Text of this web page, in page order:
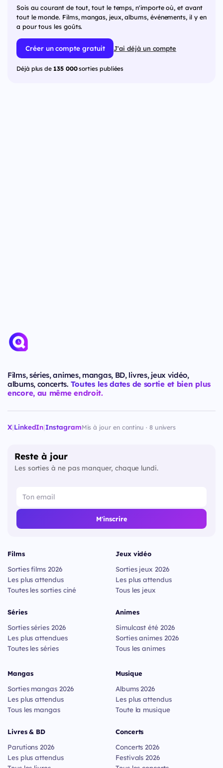
Sois au courant de tout, tout le temps, n'importe où, et avant
tout le monde. Films, mangas, jeux, albums, événements, il y en
a pour tous les goûts.
Créer un compte gratuit J'ai déjà un compte
Déjà plus de 135 000sorties publiées
Films, séries, animes, mangas, BD, livres, jeux vidéo,
albums, concerts. Toutes les dates de sortie et bien plus
encore, au même endroit.
X|LinkedIn|InstagramMis à jour en continu · 8 univers
Reste à jour
Les sorties à ne pas manquer, chaque lundi.
M'inscrire
Films
Sorties films 2026
Les plus attendus
Toutes les sorties ciné
Séries
Sorties séries 2026
Les plus attendues
Toutes les séries
Jeux vidéo
Sorties jeux 2026
Les plus attendus
Tous les jeux
Animes
Simulcast été 2026
Sorties animes 2026
Tous les animes
Mangas
Sorties mangas 2026
Les plus attendus
Tous les mangas
Livres & BD
Parutions 2026
Les plus attendus
Musique
Albums 2026
Les plus attendus
Toute la musique
Concerts
Concerts 2026
Festivals 2026